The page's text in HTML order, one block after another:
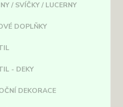
/ SVÍČKY / LUCERNY
DOPLŇKY
- DEKY
DEKORACE